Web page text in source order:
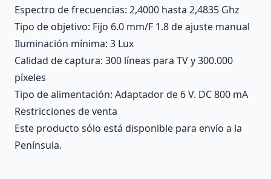
Espectro de frecuencias: 2,4000 hasta 2,4835 Ghz
Tipo de objetivo: Fijo 6.0 mm/F 1.8 de ajuste manual
Iluminación mínima: 3 Lux
Calidad de captura: 300 líneas para TV y 300.000
píxeles
Tipo de alimentación: Adaptador de 6 V. DC 800 mA
Restricciones de venta
Este producto sólo está disponible para envío a la
Península.